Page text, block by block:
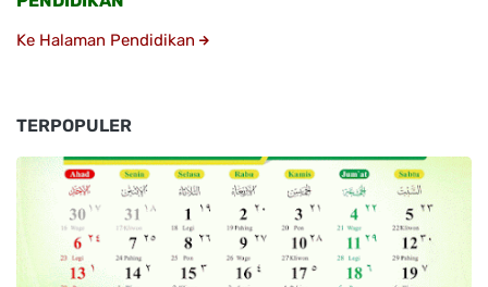
Ke Halaman Pendidikan
TERPOPULER